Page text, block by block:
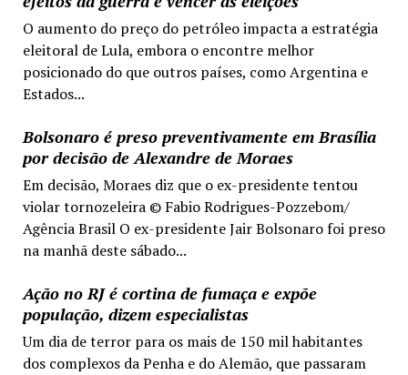
O aumento do preço do petróleo impacta a estratégia
eleitoral de Lula, embora o encontre melhor
posicionado do que outros países, como Argentina e
Estados...
Bolsonaro é preso preventivamente em Brasília
por decisão de Alexandre de Moraes
Em decisão, Moraes diz que o ex-presidente tentou
violar tornozeleira © Fabio Rodrigues-Pozzebom/
Agência Brasil O ex-presidente Jair Bolsonaro foi preso
na manhã deste sábado...
Ação no RJ é cortina de fumaça e expõe
população, dizem especialistas
Um dia de terror para os mais de 150 mil habitantes
dos complexos da Penha e do Alemão, que passaram